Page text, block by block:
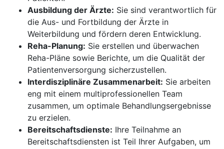
Ausbildung der Ärzte: Sie sind verantwortlich für
die Aus- und Fortbildung der Ärzte in
Weiterbildung und fördern deren Entwicklung.
Reha-Planung: Sie erstellen und überwachen
Reha-Pläne sowie Berichte, um die Qualität der
Patientenversorgung sicherzustellen.
Interdisziplinäre Zusammenarbeit: Sie arbeiten
eng mit einem multiprofessionellen Team
zusammen, um optimale Behandlungsergebnisse
zu erzielen.
Bereitschaftsdienste: Ihre Teilnahme an
Bereitschaftsdiensten ist Teil Ihrer Aufgaben, um